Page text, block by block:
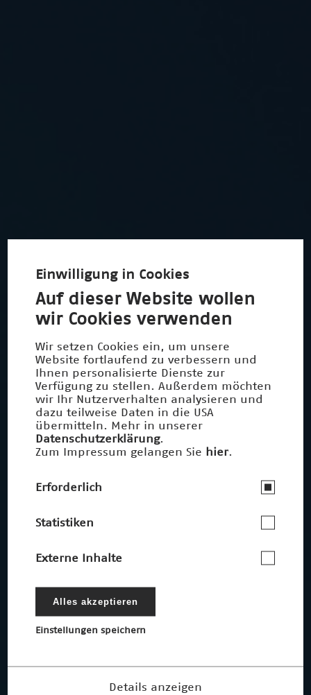
Einwilligung in Cookies
Auf dieser Website wollen
wir Cookies verwenden
Wir setzen Cookies ein, um unsere
Website fortlaufend zu verbessern und
Ihnen personalisierte Dienste zur
Verfügung zu stellen. Außerdem möchten
wir Ihr Nutzerverhalten analysieren und
dazu teilweise Daten in die USA
übermitteln. Mehr in unserer
Datenschutzerklärung.
Zum Impressum gelangen Sie
hier
Erforderlich
Statistiken
Externe Inhalte
Alles akzeptieren
Einstellungen speichern
Details anzeigen